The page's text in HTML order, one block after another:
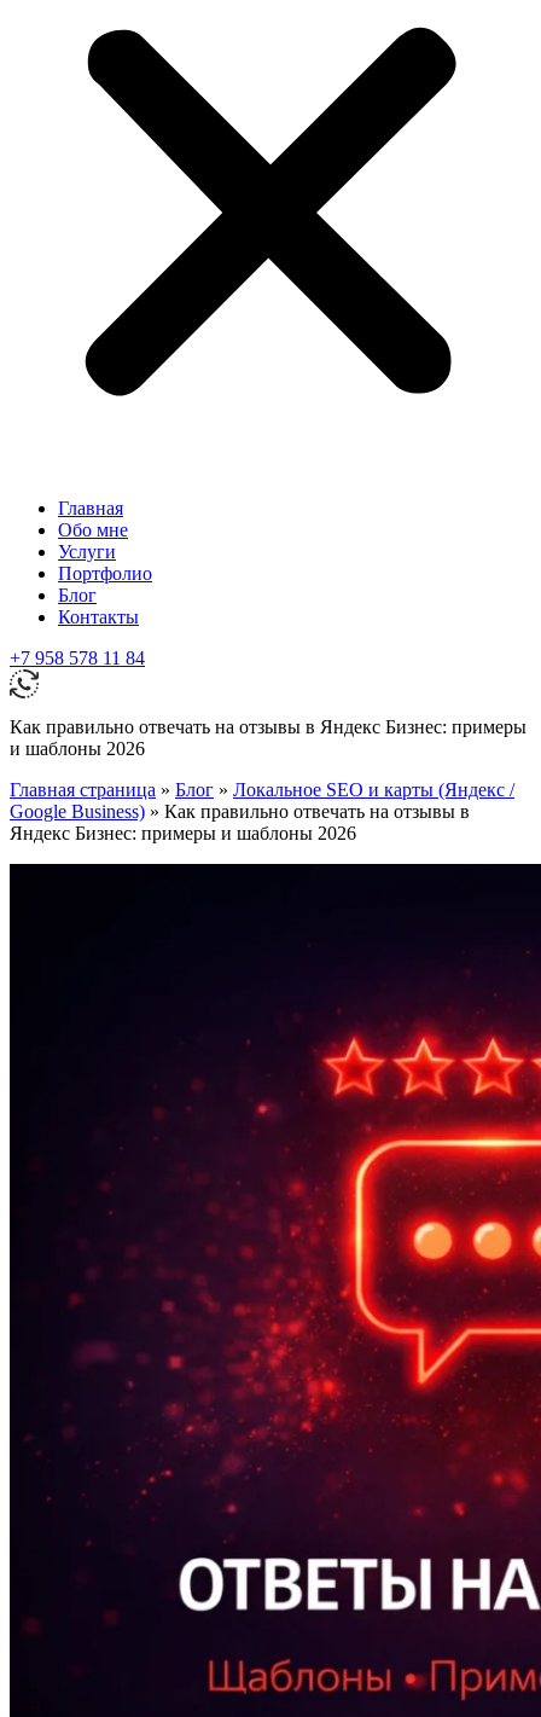
Главная
Обо мне
Услуги
Портфолио
Блог
Контакты
+7 958 578 11 84
Как правильно отвечать на отзывы в Яндекс Бизнес: примеры
и шаблоны 2026
Главная страница » Блог » Локальное SEO и карты (Яндекс /
Google Business) » Как правильно отвечать на отзывы в
Яндекс Бизнес: примеры и шаблоны 2026